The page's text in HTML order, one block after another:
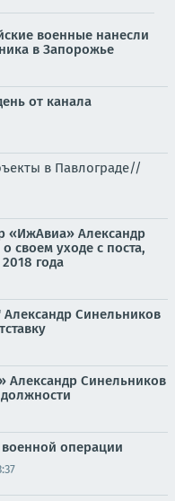
военные нанесли
в Запорожье
от канала
в Павлограде//
«ИжАвиа» Александр
своем уходе с поста,
года
Синельников
Александр Синельников
операции